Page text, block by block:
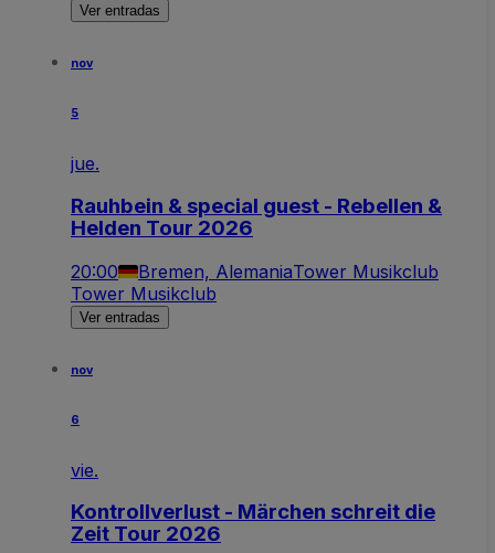
Ver entradas
nov
5
jue.
Rauhbein & special guest - Rebellen &
Helden Tour 2026
20:00 Bremen, AlemaniaTower Musikclub
Tower Musikclub
Ver entradas
nov
6
vie.
Kontrollverlust - Märchen schreit die
Zeit Tour 2026